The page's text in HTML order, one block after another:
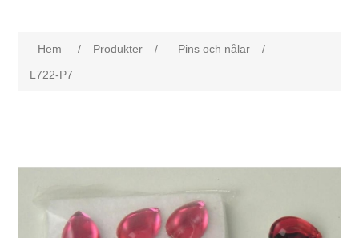
Hem / Produkter / Pins och nålar
/
L722-P7